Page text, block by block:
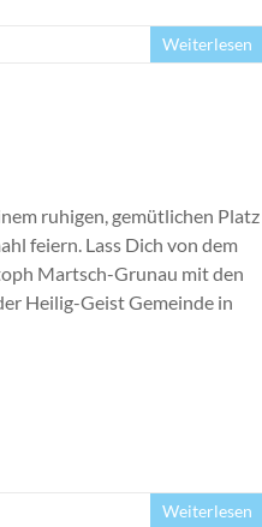
Weiterlesen
ruhigen, gemütlichen Platz
feiern. Lass Dich von dem
Martsch-Grunau mit den
Heilig-Geist Gemeinde in
Weiterlesen